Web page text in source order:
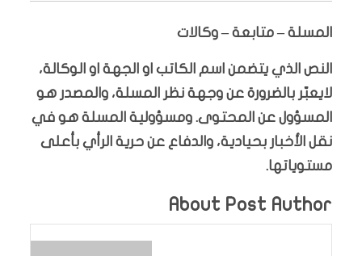
المسلة – متابعة – وكالات
النص الذي يتضمن اسم الكاتب او الجهة او الوكالة،
لايعبّر بالضرورة عن وجهة نظر المسلة، والمصدر هو
المسؤول عن المحتوى. ومسؤولية المسلة هو في
نقل الأخبار بحيادية، والدفاع عن حرية الرأي بأعلى
مستوياتها.
About Post Author